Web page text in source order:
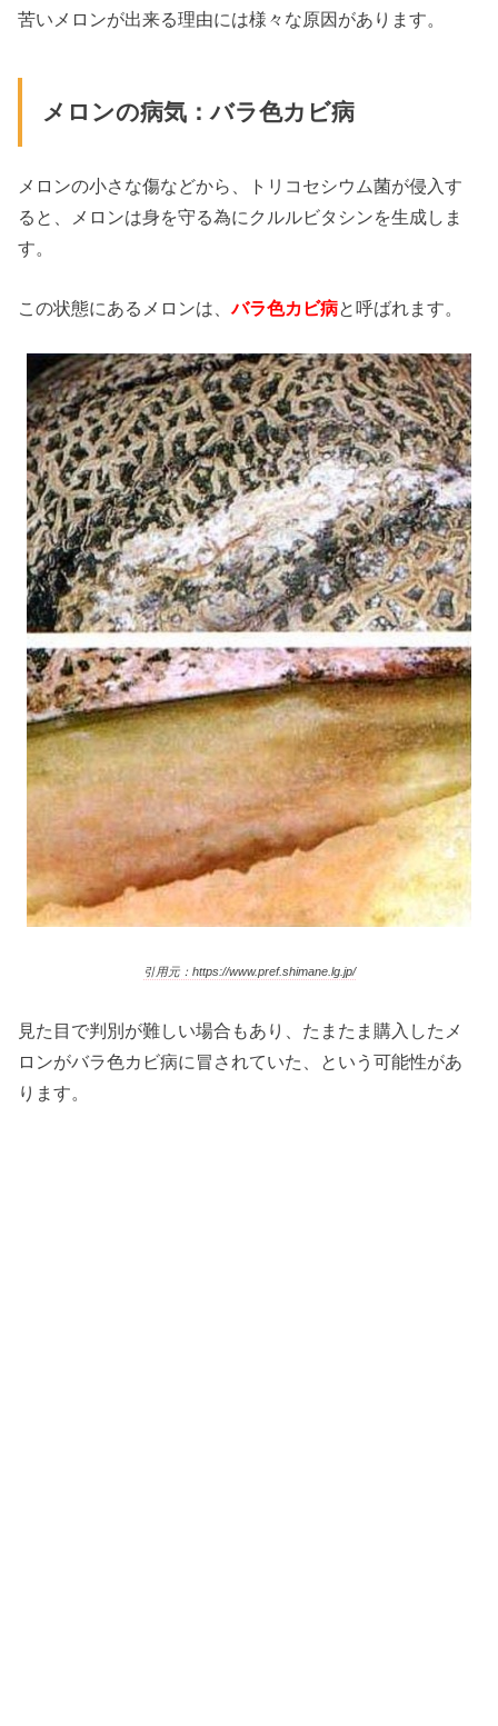
苦いメロンが出来る理由には様々な原因があります。
メロンの病気：バラ色カビ病
メロンの小さな傷などから、トリコセシウム菌が侵入す
ると、メロンは身を守る為にクルルビタシンを生成しま
す。
この状態にあるメロンは、バラ色カビ病と呼ばれます。
引用元：https://www.pref.shimane.lg.jp/
見た目で判別が難しい場合もあり、たまたま購入したメ
ロンがバラ色カビ病に冒されていた、という可能性があ
ります。